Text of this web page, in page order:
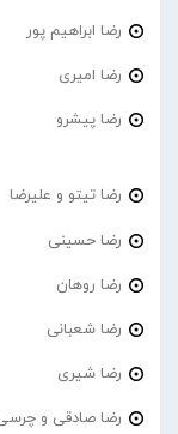
رضا ابراهیم پور
رضا امیری
رضا پیشرو
رضا تیتو و علیرضا
رضا حسینی
رضا روهان
رضا شعبانی
رضا شیری
رضا صادقی و